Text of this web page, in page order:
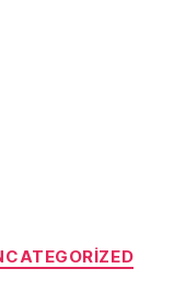
Kategoriler